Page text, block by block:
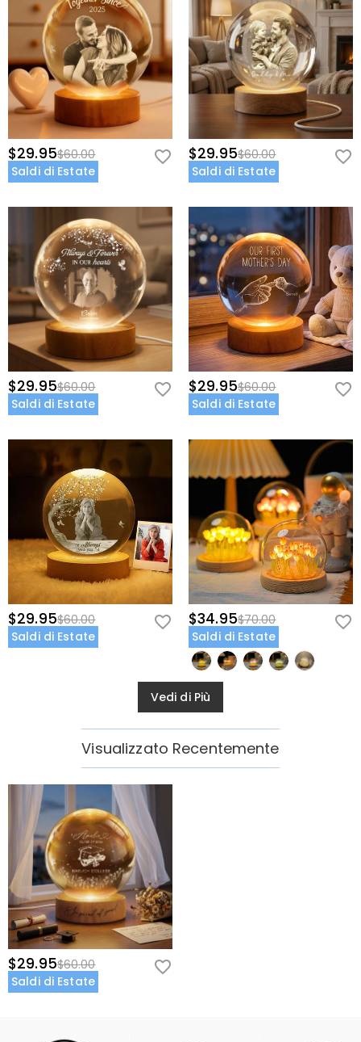
$29.95$60.00
Saldi di Estate
$29.95$60.00
Saldi di Estate
$29.95$60.00
Saldi di Estate
$29.95$60.00
Saldi di Estate
$29.95$60.00
Saldi di Estate
$34.95$70.00
Saldi di Estate
Vedi di Più
Visualizzato Recentemente
$29.95$60.00
Saldi di Estate